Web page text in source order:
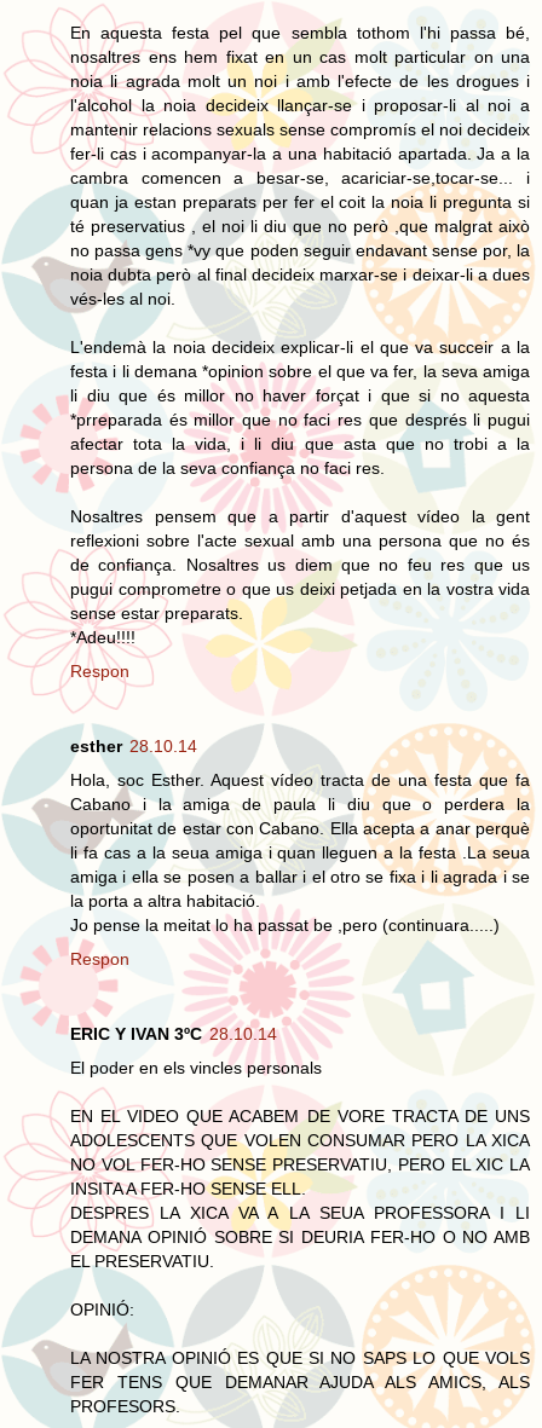
En aquesta festa pel que sembla tothom l'hi passa bé,
nosaltres ens hem fixat en un cas molt particular on una
noia li agrada molt un noi i amb l'efecte de les drogues i
l'alcohol la noia decideix llançar-se i proposar-li al noi a
mantenir relacions sexuals sense compromís el noi decideix
fer-li cas i acompanyar-la a una habitació apartada. Ja a la
cambra comencen a besar-se, acariciar-se,tocar-se... i
quan ja estan preparats per fer el coit la noia li pregunta si
té preservatius , el noi li diu que no però ,que malgrat això
no passa gens *vy que poden seguir endavant sense por, la
noia dubta però al final decideix marxar-se i deixar-li a dues
vés-les al noi.
L'endemà la noia decideix explicar-li el que va succeir a la
festa i li demana *opinion sobre el que va fer, la seva amiga
li diu que és millor no haver forçat i que si no aquesta
*prreparada és millor que no faci res que després li pugui
afectar tota la vida, i li diu que asta que no trobi a la
persona de la seva confiança no faci res.
Nosaltres pensem que a partir d'aquest vídeo la gent
reflexioni sobre l'acte sexual amb una persona que no és
de confiança. Nosaltres us diem que no feu res que us
pugui comprometre o que us deixi petjada en la vostra vida
sense estar preparats.
*Adeu!!!!
Respon
esther 28.10.14
Hola, soc Esther. Aquest vídeo tracta de una festa que fa
Cabano i la amiga de paula li diu que o perdera la
oportunitat de estar con Cabano. Ella acepta a anar perquè
li fa cas a la seua amiga i quan lleguen a la festa .La seua
amiga i ella se posen a ballar i el otro se fixa i li agrada i se
la porta a altra habitació.
Jo pense la meitat lo ha passat be ,pero (continuara.....)
Respon
ERIC Y IVAN 3ºC 28.10.14
El poder en els vincles personals
EN EL VIDEO QUE ACABEM DE VORE TRACTA DE UNS
ADOLESCENTS QUE VOLEN CONSUMAR PERO LA XICA
NO VOL FER-HO SENSE PRESERVATIU, PERO EL XIC LA
INSITA A FER-HO SENSE ELL.
DESPRES LA XICA VA A LA SEUA PROFESSORA I LI
DEMANA OPINIÓ SOBRE SI DEURIA FER-HO O NO AMB
EL PRESERVATIU.
OPINIÓ:
LA NOSTRA OPINIÓ ES QUE SI NO SAPS LO QUE VOLS
FER TENS QUE DEMANAR AJUDA ALS AMICS, ALS
PROFESORS.